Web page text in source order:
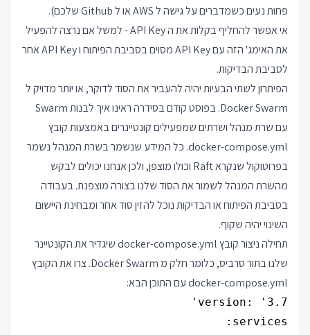
פחות נעים כשמדברים על גישה ל AWS או ל Github שלכם).
אי אפשר להחליף בקלות את ה API Key - למשל אם נרצה להפעיל
את האימג' הזה עם API Key מסוים בסביבת הפיתוח ו API Key אחר
לסביבת הבדיקות.
הפיתרון לשתי הבעיות יהיה להעביר את הסוד לדוקר, או יותר מדויק ל
Docker Swarm. בפוסט קודם בסידרה ראינו איך לבנות Swarm
עם שרת מנהל ושרתים שמפעילים קונטיינרים באמצעות קובץ
docker-compose.yml. כל המידע שנשמר בשרת המנהל נשמר
בפרוטוקול שנקרא Raft וכולו מוצפן, ולכן אנחנו יכולים לבקש
מהשרת המנהל לשמור את הסוד שלנו בצורה מוצפנת. בעבודה
בסביבת הפיתוח או הבדיקות נוכל להזין סוד אחר ומבחינת היישום
השינוי יהיה שקוף.
תחילה ניצור קובץ docker-compose.yml שיגדיר את הקונטיינר
שלנו בתור סרביס, כלומר חלק מ Docker Swarm. צרו את הקובץ
docker-compose.yml עם התוכן הבא: